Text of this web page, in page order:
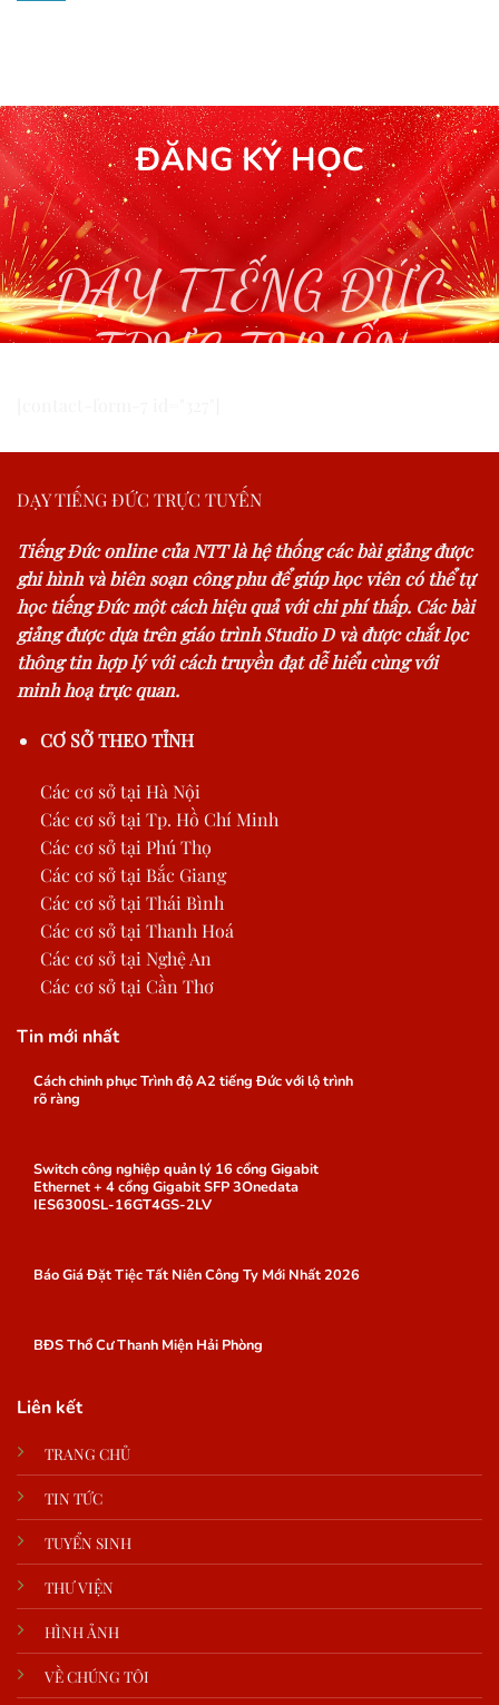
ĐĂNG KÝ HỌC
DẠY TIẾNG ĐỨC
TRỰC TUYẾN
DẠY TIẾNG ĐỨC TRỰC TUYẾN
Tiếng Đức online của NTT là hệ thống các bài giảng được
ghi hình và biên soạn công phu để giúp học viên có thể tự
học tiếng Đức một cách hiệu quả với chi phí thấp. Các bài
giảng được dựa trên giáo trình Studio D và được chắt lọc
thông tin hợp lý với cách truyền đạt dễ hiểu cùng với
minh hoạ trực quan.
CƠ SỞ THEO TỈNH
Các cơ sở tại Hà Nội
Các cơ sở tại Tp. Hồ Chí Minh
Các cơ sở tại Phú Thọ
Các cơ sở tại Bắc Giang
Các cơ sở tại Thái Bình
Các cơ sở tại Thanh Hoá
Các cơ sở tại Nghệ An
Các cơ sở tại Cần Thơ
Tin mới nhất
Cách chinh phục Trình độ A2 tiếng Đức với lộ trình
rõ ràng
Switch công nghiệp quản lý 16 cổng Gigabit
Ethernet + 4 cổng Gigabit SFP 3Onedata
IES6300SL-16GT4GS-2LV
Báo Giá Đặt Tiệc Tất Niên Công Ty Mới Nhất 2026
BĐS Thổ Cư Thanh Miện Hải Phòng
Liên kết
TRANG CHỦ
TIN TỨC
TUYỂN SINH
THƯ VIỆN
HÌNH ẢNH
VỀ CHÚNG TÔI